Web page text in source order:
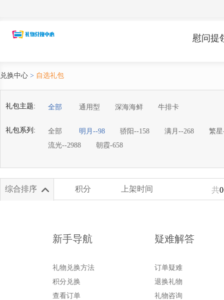
慰问提
兑换中心 > 自选礼包
礼包主题: 全部 通用型 深海海鲜 牛排卡
礼包系列: 全部 明月--98 骄阳--158 满月--268
繁星
流光--2988
朝霞-658
综合排序 积分 上架时间 共0
新手导航
礼物兑换方法
积分兑换
查看订单
疑难解答
订单疑难
退换礼物
礼物咨询